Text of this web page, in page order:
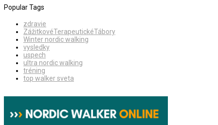
Popular Tags
zdravie
ZážitkovéTerapeutickéTábory
Winter nordic walking
vysledky
uspech
ultra nordic walking
tréning
top walker sveta